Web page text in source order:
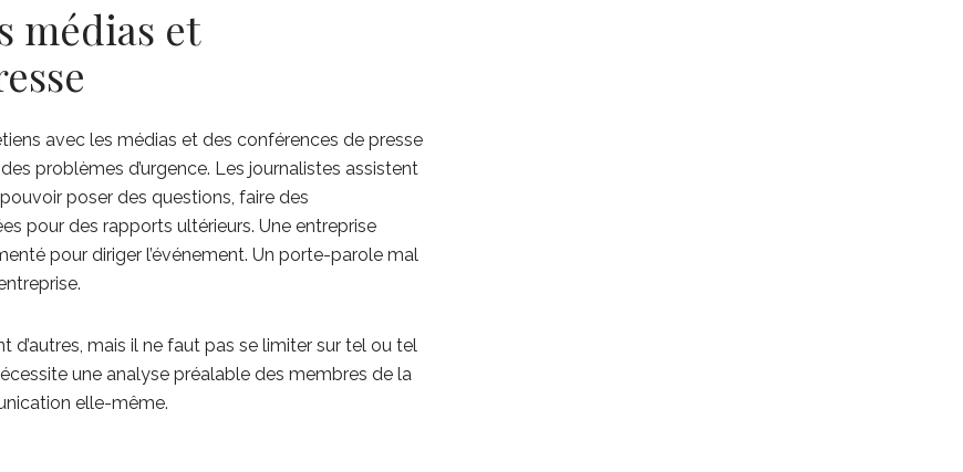
médias et
avec les médias et des conférences de presse
problèmes d’urgence. Les journalistes assistent
poser des questions, faire des
pour des rapports ultérieurs. Une entreprise
pour diriger l’événement. Un porte-parole mal
mais il ne faut pas se limiter sur tel ou tel
une analyse préalable des membres de la
elle-même.